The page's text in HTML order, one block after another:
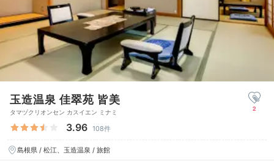
玉造温泉 佳翠苑 皆美
タマヅクリオンセン カスイエン ミナミ
3.96 108件
島根県 / 松江、玉造温泉 / 旅館
2